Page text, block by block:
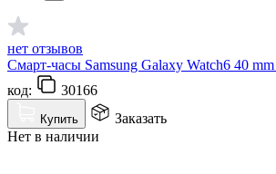
нет отзывов
Смарт-часы Samsung Galaxy Watch6 40
код:
30166
Купить
Заказать
Нет в наличии